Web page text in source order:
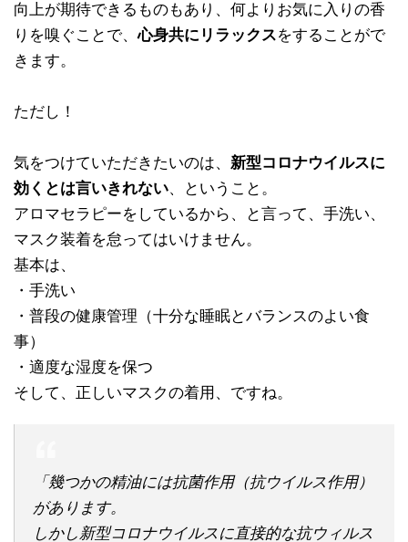
向上が期待できるものもあり、何よりお気に入りの香
りを嗅ぐことで、心身共にリラックスをすることがで
きます。
ただし！
気をつけていただきたいのは、 新型コロナウイルスに
効くとは言いきれない、ということ。
アロマセラピーをしているから、と言って、手洗い、
マスク装着を怠ってはいけません。
基本は、
・手洗い
・普段の健康管理（十分な睡眠とバランスのよい食
事）
・適度な湿度を保つ
そして、正しいマスクの着用、ですね。
「幾つかの精油には抗菌作用（抗ウイルス作用）
があります。
しかし新型コロナウイルスに直接的な抗ウィルス